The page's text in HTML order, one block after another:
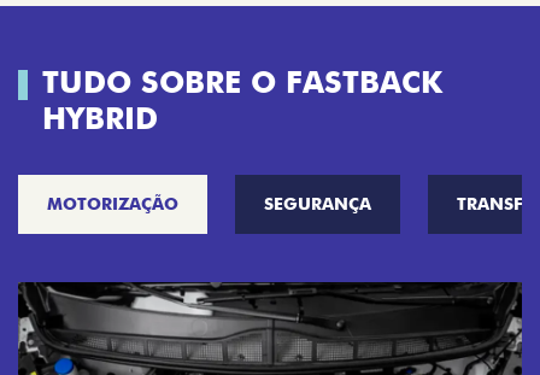
TUDO SOBRE O FASTBACK
HYBRID
MOTORIZAÇÃO SEGURANÇA